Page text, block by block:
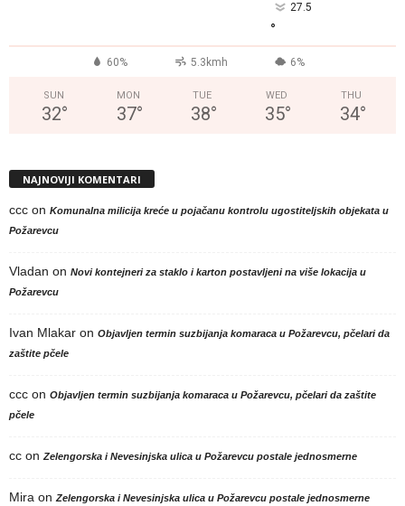
27.5
°
60% 5.3kmh 6%
SUN
32°
MON
37°
TUE
38°
WED
35°
THU
34°
NAJNOVIJI KOMENTARI
ccc on Komunalna milicija kreće u pojačanu kontrolu ugostiteljskih objekata u
Požarevcu
Vladan on Novi kontejneri za staklo i karton postavljeni na više lokacija u
Požarevcu
Ivan Mlakar on Objavljen termin suzbijanja komaraca u Požarevcu, pčelari da
zaštite pčele
ccc on Objavljen termin suzbijanja komaraca u Požarevcu, pčelari da zaštite
pčele
cc on Zelengorska i Nevesinjska ulica u Požarevcu postale jednosmerne
Mira on Zelengorska i Nevesinjska ulica u Požarevcu postale jednosmerne